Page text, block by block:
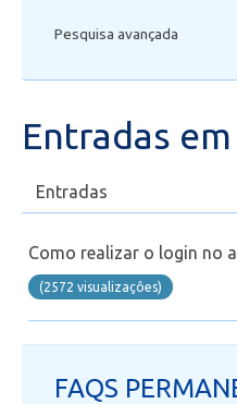
Secretaria de
Wifi
Laboratórios
Suporte
Pesquisa avançada
Entradas
Entradas
Como realizar o login no
(2572 visualizaçôes)
FAQS